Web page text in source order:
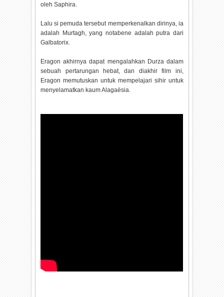
oleh Saphira.
Lalu si pemuda tersebut memperkenalkan dirinya, ia
adalah Murtagh, yang notabene adalah putra dari
Galbatorix.
Eragon akhirnya dapat mengalahkan Durza dalam
sebuah pertarungan hebat, dan diakhir film ini,
Eragon memutuskan untuk mempelajari sihir untuk
menyelamatkan kaum Alagaësia.